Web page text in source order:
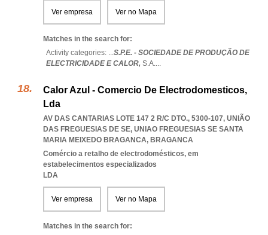
Ver empresa Ver no Mapa
Matches in the search for:
Activity categories: ...S.P.E. - SOCIEDADE DE PRODUÇÃO DE
ELECTRICIDADE E CALOR, S.A....
Calor Azul - Comercio De Electrodomesticos,
Lda
AV DAS CANTARIAS LOTE 147 2 R/C DTO., 5300-107, UNIÃO
DAS FREGUESIAS DE SE, UNIAO FREGUESIAS SE SANTA
MARIA MEIXEDO BRAGANCA, BRAGANCA
Comércio a retalho de electrodomésticos, em
estabelecimentos especializados
LDA
Ver empresa Ver no Mapa
Matches in the search for: